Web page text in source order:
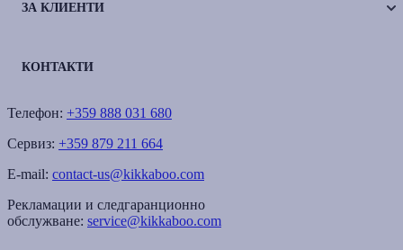
ЗА КЛИЕНТИ
КОНТАКТИ
Телефон: +359 888 031 680
Сервиз: +359 879 211 664
E-mail: contact-us@kikkaboo.com
Рекламации и следгаранционно
обслужване: service@kikkaboo.com